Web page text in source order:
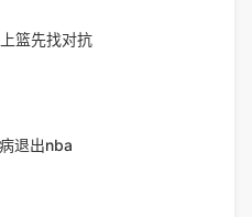
篮先找对抗
退出nba